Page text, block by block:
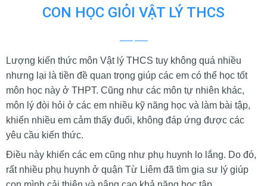
CON HỌC GIỎI VẬT LÝ THCS
Lượng kiến thức môn Vật lý THCS tuy không quá nhiều
nhưng lại là tiền đề quan trọng giúp các em có thể học tốt
môn học này ở THPT. Cũng như các môn tự nhiên khác,
môn lý đòi hỏi ở các em nhiều kỹ năng học và làm bài tập,
khiến nhiều em cảm thấy đuối, không đáp ứng được các
yêu cầu kiến thức.
Điều này khiến các em cũng như phụ huynh lo lắng. Do đó,
rất nhiều phụ huynh ở quận Từ Liêm đã tìm gia sư lý giúp